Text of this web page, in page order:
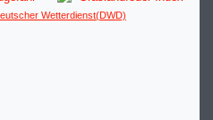
Wetterdienst(DWD)